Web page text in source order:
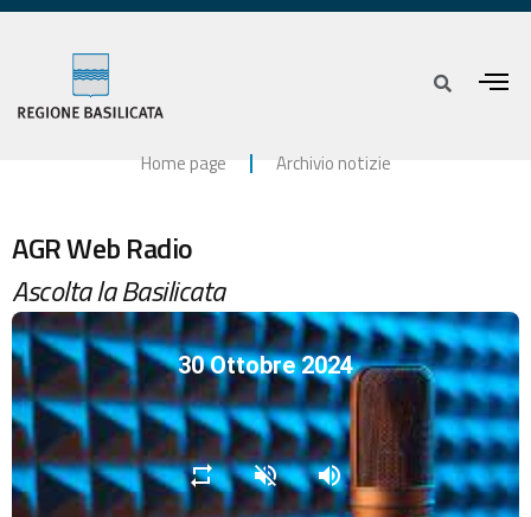
Home page Archivio notizie
AGR Web Radio
Ascolta la Basilicata
30 Ottobre 2024
repeat volume_off volume_up